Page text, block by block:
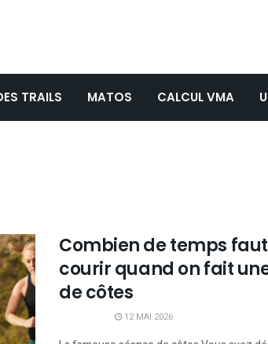
TRAILS MATOS CALCUL VMA
Combien de temps
courir quand on fait
de côtes
12 MAI 2026